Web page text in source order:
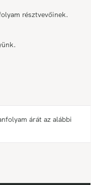
résztvevőinek.
árát az alábbi